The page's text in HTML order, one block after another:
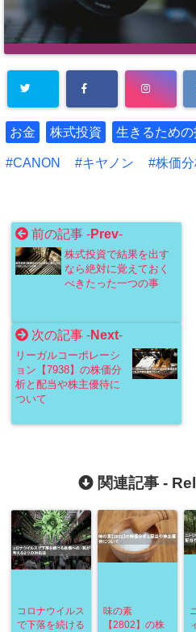
お金 株式投資 生きるため
CANON キヤノン 株価
前の記事 -Prev-
株式投資で結果を出す
なら絶対に覚えておく
べきたった一つの事
次の記事 -Next-
リーガルコーポレーシ
ョン【7938】の株価分
析と配当や株主優待に
ついて
関連記事 -
コロナウイルス
で下落を続ける
味の素
【2802】の株